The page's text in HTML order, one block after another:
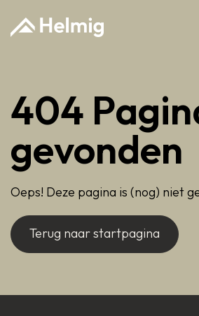
404
gevonden
Oeps! Deze pagina is (nog) niet
Terug naar startpagina